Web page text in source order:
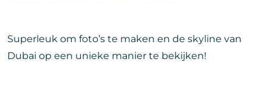
Superleuk om foto’s te maken en de skyline van
Dubai op een unieke manier te bekijken!